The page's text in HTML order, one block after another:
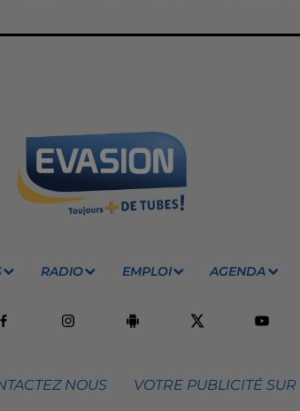
RADIO EMPLOI AGENDA
NOUS VOTRE PUBLICITÉ